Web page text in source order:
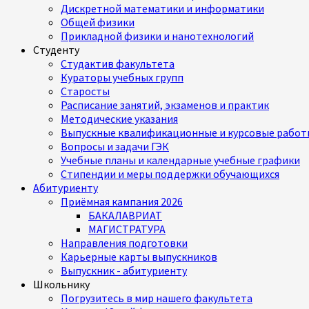
Дискретной математики и информатики
Общей физики
Прикладной физики и нанотехнологий
Студенту
Студактив факультета
Кураторы учебных групп
Старосты
Расписание занятий, экзаменов и практик
Методические указания
Выпускные квалификационные и курсовые
Вопросы и задачи ГЭК
Учебные планы и календарные учебные графики
Стипендии и меры поддержки обучающихся
Абитуриенту
Приёмная кампания 2026
БАКАЛАВРИАТ
МАГИСТРАТУРА
Направления подготовки
Карьерные карты выпускников
Выпускник - абитуриенту
Школьнику
Погрузитесь в мир нашего факультета